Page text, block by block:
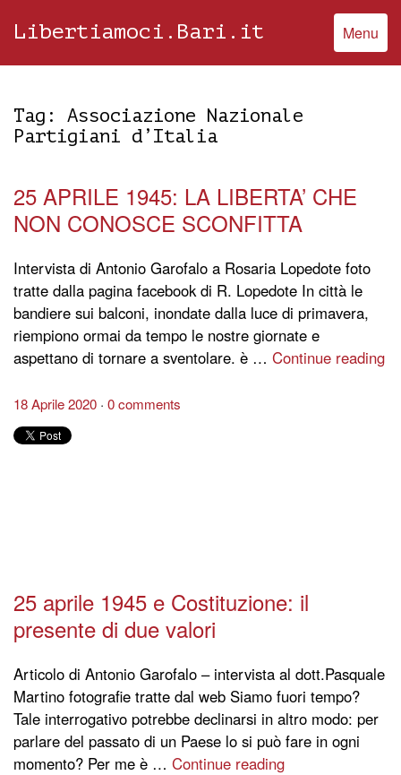
Libertiamoci.Bari.it Menu
Tag: Associazione Nazionale
Partigiani d’Italia
25 APRILE 1945: LA LIBERTA’ CHE
NON CONOSCE SCONFITTA
Intervista di Antonio Garofalo a Rosaria Lopedote foto
tratte dalla pagina facebook di R. Lopedote In città le
bandiere sui balconi, inondate dalla luce di primavera,
riempiono ormai da tempo le nostre giornate e
aspettano di tornare a sventolare. è … Continue reading
18 Aprile 2020 0 comments
25 aprile 1945 e Costituzione: il
presente di due valori
Articolo di Antonio Garofalo – intervista al dott.Pasquale
Martino fotografie tratte dal web Siamo fuori tempo?
Tale interrogativo potrebbe declinarsi in altro modo: per
parlare del passato di un Paese lo si può fare in ogni
momento? Per me è … Continue reading